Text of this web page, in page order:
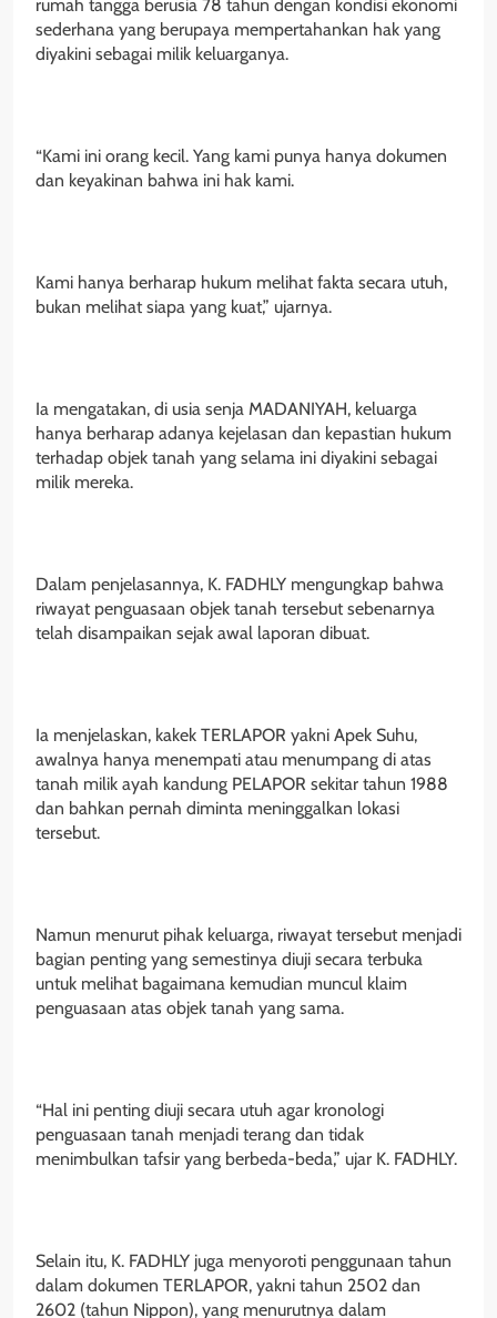
rumah tangga berusia 78 tahun dengan kondisi ekonomi
sederhana yang berupaya mempertahankan hak yang
diyakini sebagai milik keluarganya.
“Kami ini orang kecil. Yang kami punya hanya dokumen
dan keyakinan bahwa ini hak kami.
Kami hanya berharap hukum melihat fakta secara utuh,
bukan melihat siapa yang kuat,” ujarnya.
Ia mengatakan, di usia senja MADANIYAH, keluarga
hanya berharap adanya kejelasan dan kepastian hukum
terhadap objek tanah yang selama ini diyakini sebagai
milik mereka.
Dalam penjelasannya, K. FADHLY mengungkap bahwa
riwayat penguasaan objek tanah tersebut sebenarnya
telah disampaikan sejak awal laporan dibuat.
Ia menjelaskan, kakek TERLAPOR yakni Apek Suhu,
awalnya hanya menempati atau menumpang di atas
tanah milik ayah kandung PELAPOR sekitar tahun 1988
dan bahkan pernah diminta meninggalkan lokasi
tersebut.
Namun menurut pihak keluarga, riwayat tersebut menjadi
bagian penting yang semestinya diuji secara terbuka
untuk melihat bagaimana kemudian muncul klaim
penguasaan atas objek tanah yang sama.
“Hal ini penting diuji secara utuh agar kronologi
penguasaan tanah menjadi terang dan tidak
menimbulkan tafsir yang berbeda-beda,” ujar K. FADHLY.
Selain itu, K. FADHLY juga menyoroti penggunaan tahun
dalam dokumen TERLAPOR, yakni tahun 2502 dan
2602 (tahun Nippon), yang menurutnya dalam